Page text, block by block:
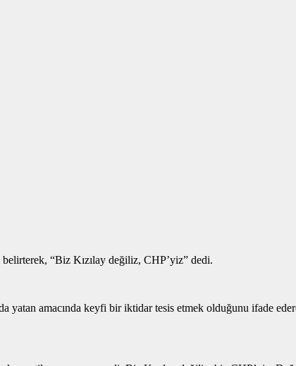
“Biz Kızılay değiliz, CHP’yiz” dedi.
yatan amacında keyfi bir iktidar tesis etmek olduğunu ifade